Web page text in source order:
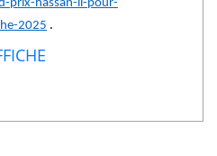
prix-hassan-ii-pour-
2025 .